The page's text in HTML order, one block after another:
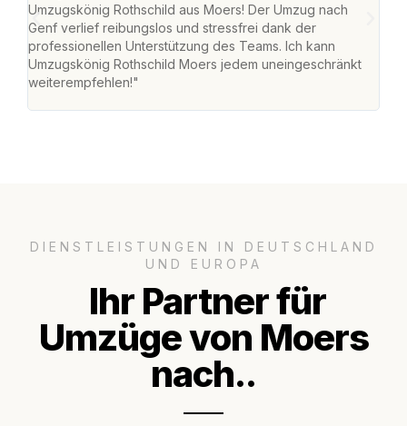
Umzugskönig Rothschild aus Moers! Der Umzug nach
Genf verlief reibungslos und stressfrei dank der
professionellen Unterstützung des Teams. Ich kann
Umzugskönig Rothschild Moers jedem uneingeschränkt
weiterempfehlen!"
DIENSTLEISTUNGEN IN DEUTSCHLAND
UND EUROPA
Ihr Partner für
Umzüge von Moers
nach..